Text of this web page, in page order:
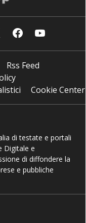
Rss Feed
Cookie Center
di testate e portali
Digitale e
di diffondere la
e pubbliche